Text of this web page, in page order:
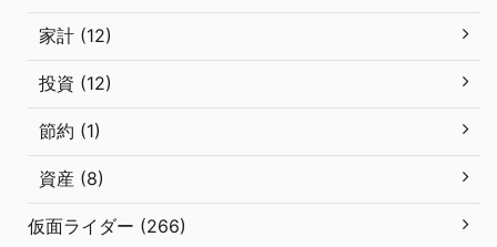
家計 (12)
投資 (12)
節約 (1)
資産 (8)
仮面ライダー (266)